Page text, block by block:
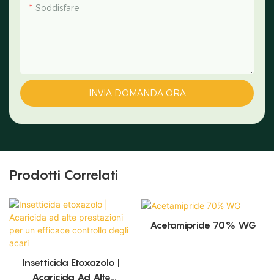
Soddisfare
INVIA DOMANDA ORA
Prodotti Correlati
Insetticida Etoxazolo |
Acaricida Ad Alte
Acetamipride 70% WG